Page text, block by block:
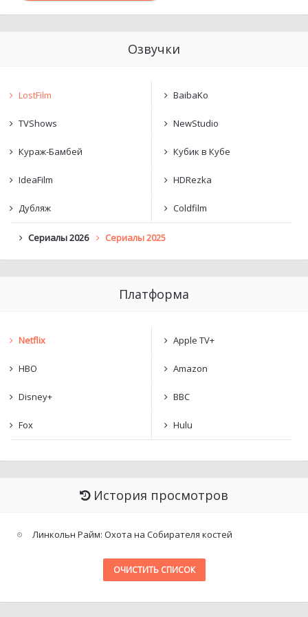
Озвучки
LostFilm BaibaKo
TVShows NewStudio
Кураж-Бамбей Кубик в Кубе
IdeaFilm HDRezka
Дубляж Coldfilm
Сериалы 2026 Сериалы 2025
Платформа
Netflix Apple TV+
HBO Amazon
Disney+ BBC
Fox Hulu
История просмотров
Линкольн Райм: Охота на Собирателя костей
ОЧИСТИТЬ СПИСОК